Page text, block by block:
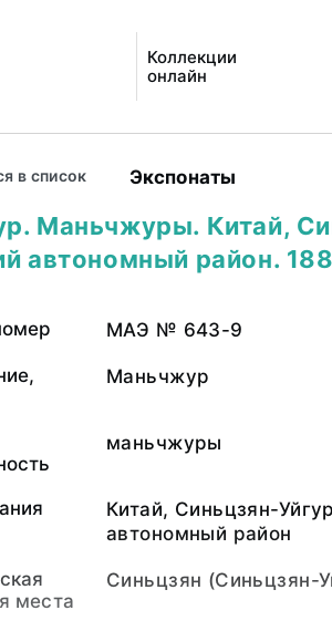
Коллекции
онлайн
в список Экспонаты
Маньчжуры. Китай,
автономный район.
МАЭ № 643-9
Маньчжур
маньчжуры
Китай, Синьцзян-
автономный район
места
Синьцзян (Синьцзян-